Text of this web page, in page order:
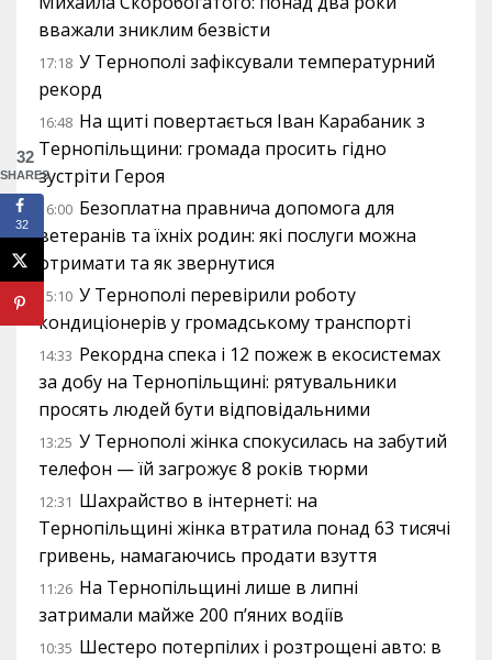
вважали зниклим безвісти
17:18 У Тернополі зафіксували температурний
рекорд
16:48 На щиті повертається Іван Карабаник з
Тернопільщини: громада просить гідно
зустріти Героя
16:00 Безоплатна правнича допомога для
ветеранів та їхніх родин: які послуги можна
отримати та як звернутися
15:10 У Тернополі перевірили роботу
кондиціонерів у громадському транспорті
14:33 Рекордна спека і 12 пожеж в екосистемах
за добу на Тернопільщині: рятувальники
просять людей бути відповідальними
13:25 У Тернополі жінка спокусилась на забутий
телефон — їй загрожує 8 років тюрми
12:31 Шахрайство в інтернеті: на
Тернопільщині жінка втратила понад 63 тисячі
гривень, намагаючись продати взуття
11:26 На Тернопільщині лише в липні
затримали майже 200 п’яних водіїв
10:35 Шестеро потерпілих і розтрощені авто: в
32
SHARES
32